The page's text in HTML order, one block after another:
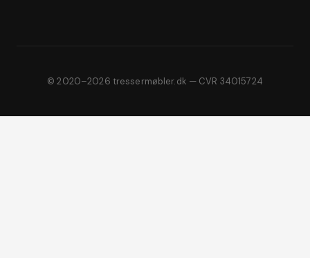
© 2020–2026 tressermøbler.dk — CVR 34015724